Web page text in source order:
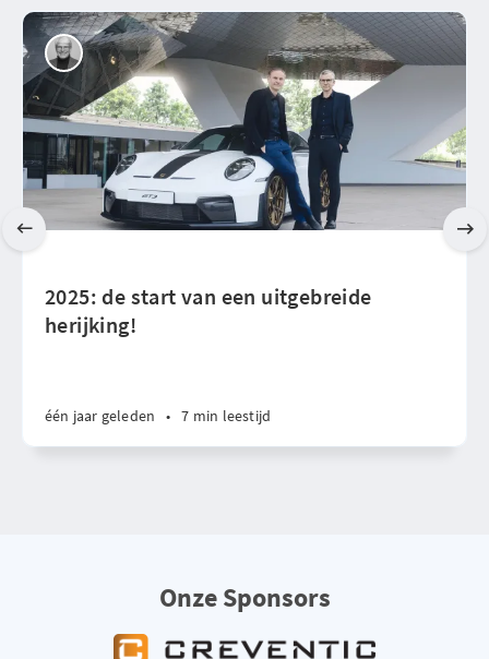
2025: de start van een uitgebreide
herijking!
één jaar geleden • 7 min leestijd
Onze Sponsors